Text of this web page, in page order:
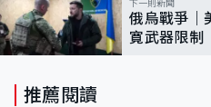
俄烏戰爭｜
寛武器限
推薦閱讀